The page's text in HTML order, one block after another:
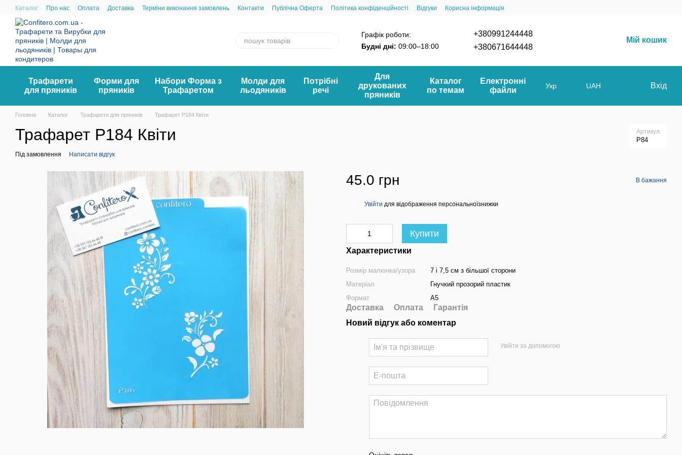
Перейти до основного контенту
Каталог Про нас Оплата Доставка Терміни виконання замовлень Контакти Публічна Оферта Політика конфіденційності Відгуки Корисна інформація
Графік роботи:
Будні дні: 09:00–18:00
+380991244448
+380671644448
Мій кошик
Трафарети
для пряників
Форми для
пряників
Набори Форма з
Трафаретом
Молди для
льодяників
Потрібні
речі
Для
друкованих
пряників
Каталог
по темам
Електронні
файли
Укр UAH Вхід
Головна Каталог Трафарети для пряників Трафарет P184 Квіти
Трафарет P184 Квіти Артикул
P84
Під замовлення Написати відгук
45.0 грн В бажання
Увійти для відображення персональноїзнижки
Купити
Характеристики
Розмір малюнка/узора
7 і 7,5 см з більшої сторони
Матеріал
Гнучкий прозорий пластик
Формат
А5
Доставка Оплата
Гарантія
Новий відгук або коментар
Увійти за допомогою